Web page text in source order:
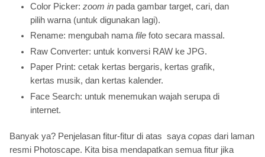
Color Picker: zoom in pada gambar target, cari, dan
pilih warna (untuk digunakan lagi).
Rename: mengubah nama file foto secara massal.
Raw Converter: untuk konversi RAW ke JPG.
Paper Print: cetak kertas bergaris, kertas grafik,
kertas musik, dan kertas kalender.
Face Search: untuk menemukan wajah serupa di
internet.
Banyak ya? Penjelasan fitur-fitur di atas saya copas dari laman
resmi Photoscape. Kita bisa mendapatkan semua fitur jika